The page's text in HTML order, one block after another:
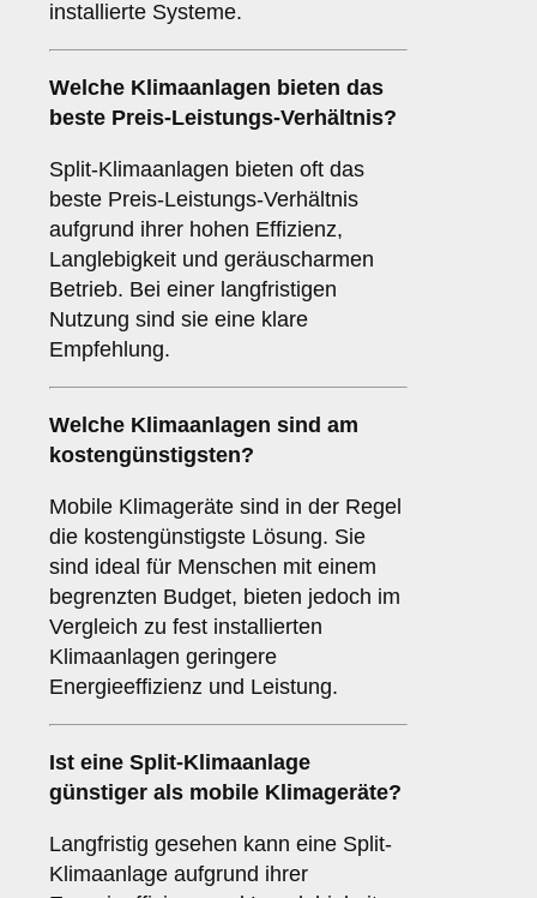
installierte Systeme.
Welche Klimaanlagen bieten das
beste Preis-Leistungs-Verhältnis?
Split-Klimaanlagen bieten oft das
beste Preis-Leistungs-Verhältnis
aufgrund ihrer hohen Effizienz,
Langlebigkeit und geräuscharmen
Betrieb. Bei einer langfristigen
Nutzung sind sie eine klare
Empfehlung.
Welche Klimaanlagen sind am
kostengünstigsten?
Mobile Klimageräte sind in der Regel
die kostengünstigste Lösung. Sie
sind ideal für Menschen mit einem
begrenzten Budget, bieten jedoch im
Vergleich zu fest installierten
Klimaanlagen geringere
Energieeffizienz und Leistung.
Ist eine Split-Klimaanlage
günstiger als mobile Klimageräte?
Langfristig gesehen kann eine Split-
Klimaanlage aufgrund ihrer